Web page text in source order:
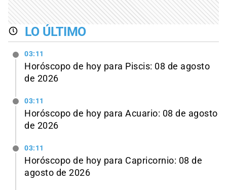
LO ÚLTIMO
03:11
Horóscopo de hoy para Piscis: 08 de agosto
de 2026
03:11
Horóscopo de hoy para Acuario: 08 de agosto
de 2026
03:11
Horóscopo de hoy para Capricornio: 08 de
agosto de 2026